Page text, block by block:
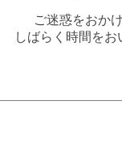
ご迷惑をおか
しばらく時間を